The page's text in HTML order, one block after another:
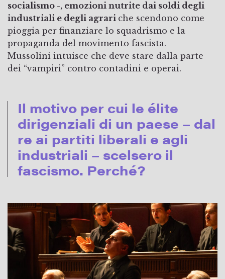
socialismo -, emozioni nutrite dai soldi degli
industriali e degli agrari che scendono come
pioggia per finanziare lo squadrismo e la
propaganda del movimento fascista.
Mussolini intuisce che deve stare dalla parte
dei “vampiri” contro contadini e operai.
Il motivo per cui le élite
dirigenziali di un paese – dal
re ai partiti liberali e agli
industriali – scelsero il
fascismo. Perché?